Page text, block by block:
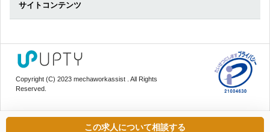
この求人について相談する
サイトコンテンツ
Copyright (C) 2023 mechaworkassist . All Rights
Reserved.